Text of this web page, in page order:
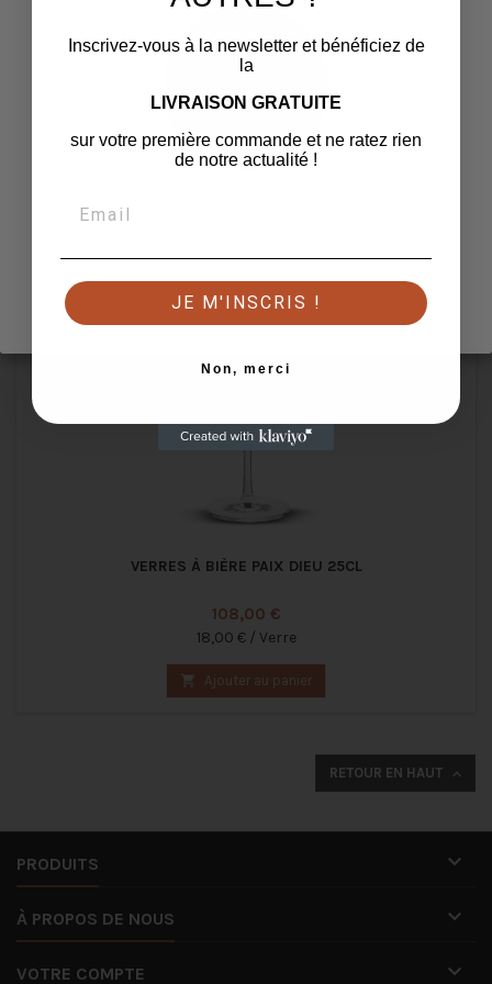
44,85 €
3,74 € / Bouteille
VERRES À BIÈRE PAIX DIEU 25CL
Prix
108,00 €
18,00 € / Verre
 Ajouter au panier
RETOUR EN HAUT 
PRODUITS 
À PROPOS DE NOUS 
VOTRE COMPTE 
J'ai au moins 18 ans
Inscrivez-vous à la newsletter et bénéficiez de
la
LIVRAISON GRATUITE
sur votre première commande et ne ratez rien
de notre actualité !
JE M'INSCRIS !
Non, merci